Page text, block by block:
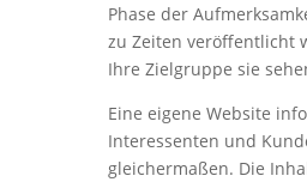
Phase der
zu Zeiten veröffentlicht
Ihre Zielgruppe sie
Eine eigene Website
Interessenten und
gleichermaßen. Die